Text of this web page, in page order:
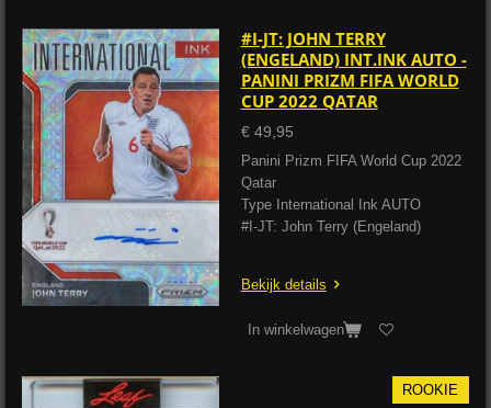
#I-JT: JOHN TERRY
(ENGELAND) INT.INK AUTO -
PANINI PRIZM FIFA WORLD
CUP 2022 QATAR
€ 49,95
Panini Prizm FIFA World Cup 2022
Qatar
Type International Ink AUTO
#I-JT: John Terry (Engeland)
Bekijk details
In winkelwagen
ROOKIE